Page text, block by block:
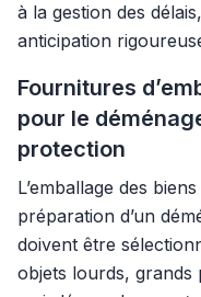
à la gestion des
anticipation
Fournitures
pour le
protection
L’emballage des
préparation d’un
doivent être
objets lourds,